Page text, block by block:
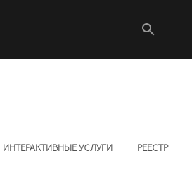
search
ИНТЕРАКТИВНЫЕ УСЛУГИ РЕЕСТР